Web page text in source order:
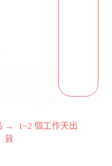
→ 1~2 個工作天出
貨